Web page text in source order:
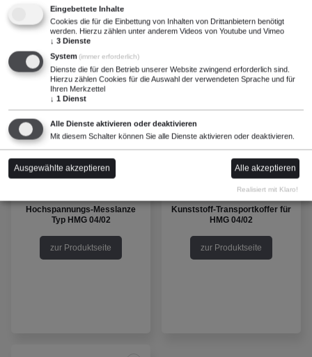
Hochspannungs-Messlanze
Typ HMG 04/02
zur Produktseite
Kunststoff-Transportkoffer für
HMG 04/02
zur Produktseite
Eingebettete Inhalte
Cookies die für die Einbettung von Inhalten von Drittanbietern benötigt
werden. Hierzu zählen unter anderem Videos von Youtube und Vimeo
↓ 3 Dienste
System(immer erforderlich)
Dienste die für den Betrieb unserer Website zwingend erforderlich sind.
Hierzu zählen Cookies für die Auswahl der verwendeten Sprache und für
Ihren Merkzettel
↓ 1 Dienst
Alle Dienste aktivieren oder deaktivieren
Mit diesem Schalter können Sie alle Dienste aktivieren oder deaktivieren.
Ausgewählte akzeptieren Alle akzeptieren
Realisiert mit Klaro!